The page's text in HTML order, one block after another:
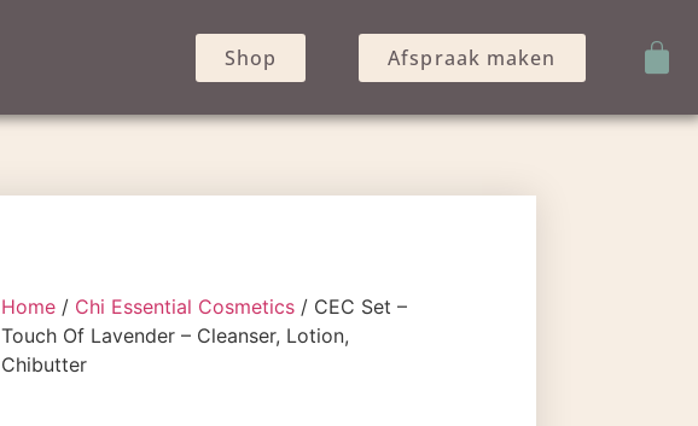
Shop Afspraak maken
Home / Chi Essential Cosmetics / CEC Set –
Touch Of Lavender – Cleanser, Lotion,
Chibutter